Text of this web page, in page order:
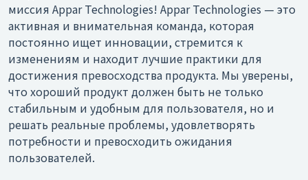
миссия Appar Technologies! Appar Technologies — это
активная и внимательная команда, которая
постоянно ищет инновации, стремится к
изменениям и находит лучшие практики для
достижения превосходства продукта. Мы уверены,
что хороший продукт должен быть не только
стабильным и удобным для пользователя, но и
решать реальные проблемы, удовлетворять
потребности и превосходить ожидания
пользователей.